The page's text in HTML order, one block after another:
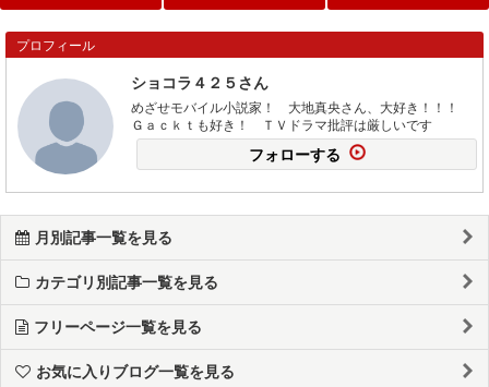
プロフィール
ショコラ４２５さん
めざせモバイル小説家！ 大地真央さん、大好き！！！
Ｇａｃｋｔも好き！ ＴＶドラマ批評は厳しいです
フォローする
月別記事一覧を見る
カテゴリ別記事一覧を見る
フリーページ一覧を見る
お気に入りブログ一覧を見る